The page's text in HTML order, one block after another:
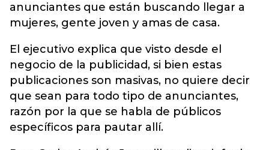
anunciantes que están buscando llegar a
mujeres, gente joven y amas de casa.
El ejecutivo explica que visto desde el
negocio de la publicidad, si bien estas
publicaciones son masivas, no quiere decir
que sean para todo tipo de anunciantes,
razón por la que se habla de públicos
específicos para pautar allí.